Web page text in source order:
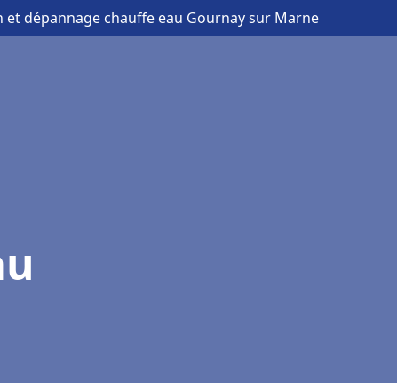
et dépannage chauffe eau Gournay sur Marne